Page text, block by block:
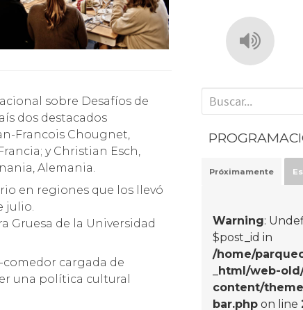
dos destacados
Francois Chougnet,
y Christian Esch,
Alemania.
en regiones que los llevó
julio.
Gruesa de la Universidad
cargada de
una política cultural
' . __('Search for:')
Próximamente
Warning:
$post_id in
/home/
_html/web-
content/
bar.php on line